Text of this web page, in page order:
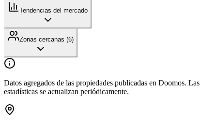
Tendencias del mercado
Zonas cercanas (6)
Datos agregados de las propiedades publicadas en Doomos. Las
estadísticas se actualizan periódicamente.